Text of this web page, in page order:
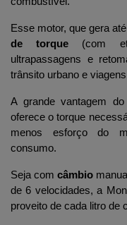
Esse motor, que gera até
de torque (com
ultrapassagens e
trânsito urbano e
A grande vantagem
oferece o torque
menos esforço do
consumo.
Seja com câmbio
de 6 velocidades, a
proveito de cada litro de